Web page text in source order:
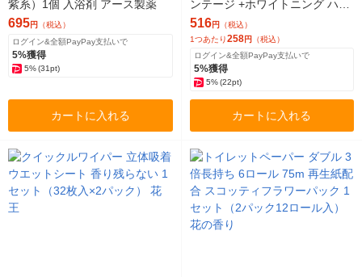
紫系）1個 入浴剤 アース製薬
695円 （税込）
ログイン&全額PayPay支払いで
5%獲得
5%(31pt)
カートに入れる
ンテージ +ホワイトニング ハミ
ガキ クリアミント 130g 2セッ
ト ライオン
516円 （税込）
1つあたり258円 （税込）
ログイン&全額PayPay支払いで
5%獲得
5% (22pt)
カートに入れる